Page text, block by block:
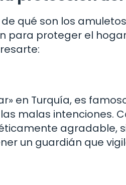
qué son los
para proteger el
en Turquía, es
malas intenciones.
agradable,
un guardián que